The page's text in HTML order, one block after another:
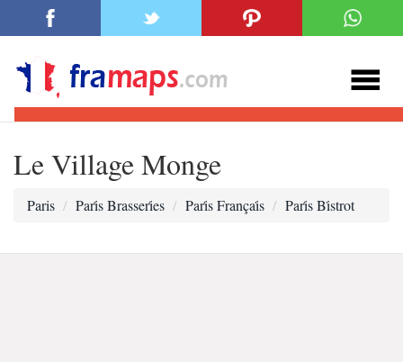
Le Village Monge
Paris Pari̇s Brasseri̇es Pari̇s Françai̇s Pari̇s Bi̇strot